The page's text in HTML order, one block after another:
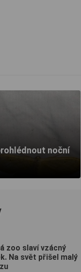
noční
zoo slaví vzácný
Na svět přišel malý